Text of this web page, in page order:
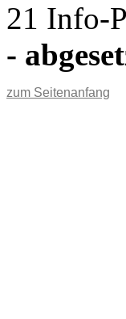
21 Info-
-
zum Seitenanfang